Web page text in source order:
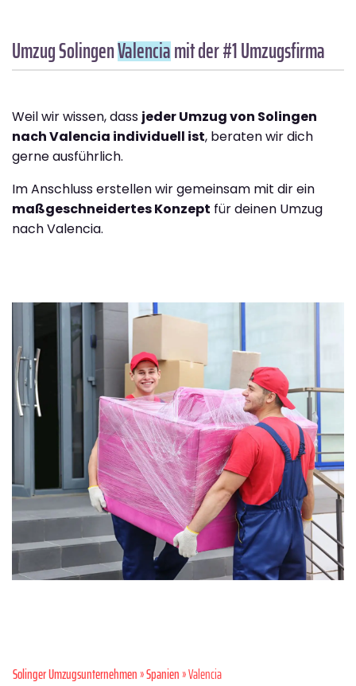
Umzug SolingenValenciamit der #1 Umzugsfirma
Weil wir wissen, dass jeder Umzug von Solingen
nach Valencia individuell ist, beraten wir dich
gerne ausführlich.
Im Anschluss erstellen wir gemeinsam mit dir ein
maßgeschneidertes Konzept für deinen Umzug
nach Valencia.
Solinger Umzugsunternehmen»Spanien» Valencia